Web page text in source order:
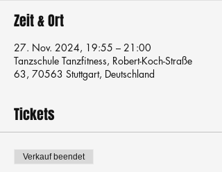
Zeit & Ort
27. Nov. 2024, 19:55 – 21:00
Tanzschule Tanzfitness, Robert-Koch-Straße
63, 70563 Stuttgart, Deutschland
Tickets
Verkauf beendet